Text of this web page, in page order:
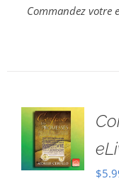
Commandez votre
$